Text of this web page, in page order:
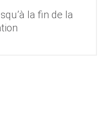
la fin de la